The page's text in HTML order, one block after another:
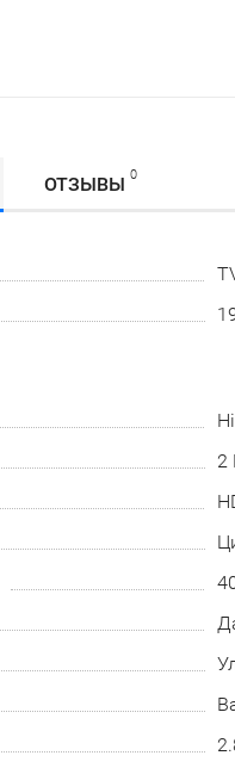
ОТЗЫВЫ 0
2